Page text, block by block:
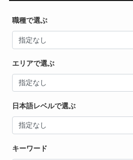
職種で選ぶ
エリアで選ぶ
日本語レベルで選ぶ
キーワード